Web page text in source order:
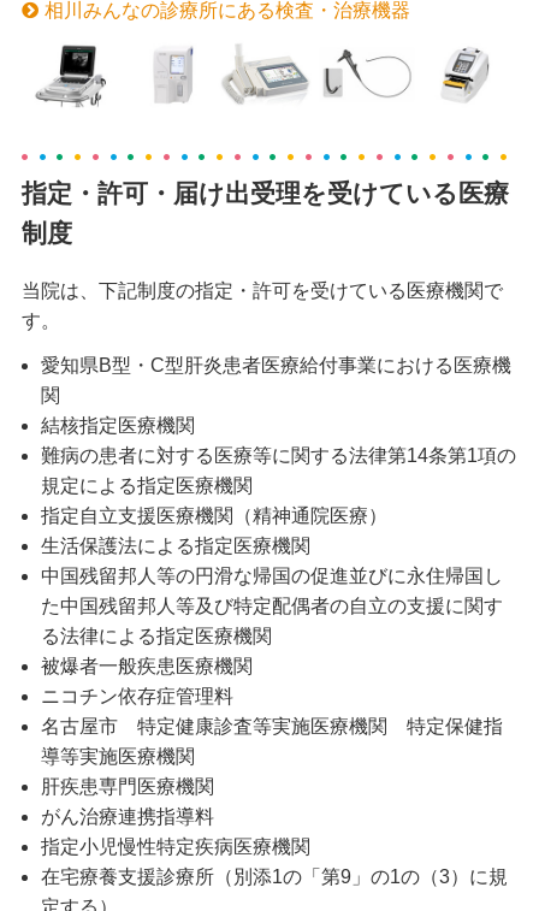
相川みんなの診療所にある検査・治療機器
指定・許可・届け出受理を受けている医療
制度
当院は、下記制度の指定・許可を受けている医療機関で
す。
愛知県B型・C型肝炎患者医療給付事業における医療機
関
結核指定医療機関
難病の患者に対する医療等に関する法律第14条第1項の
規定による指定医療機関
指定自立支援医療機関（精神通院医療）
生活保護法による指定医療機関
中国残留邦人等の円滑な帰国の促進並びに永住帰国し
た中国残留邦人等及び特定配偶者の自立の支援に関す
る法律による指定医療機関
被爆者一般疾患医療機関
ニコチン依存症管理料
名古屋市 特定健康診査等実施医療機関 特定保健指
導等実施医療機関
肝疾患専門医療機関
がん治療連携指導料
指定小児慢性特定疾病医療機関
在宅療養支援診療所（別添1の「第9」の1の（3）に規